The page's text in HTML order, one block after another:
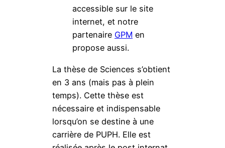
accessible sur le site
internet, et notre
partenaire GPM en
propose aussi.
La thèse de Sciences s’obtient
en 3 ans (mais pas à plein
temps). Cette thèse est
nécessaire et indispensable
lorsqu’on se destine à une
carrière de PUPH. Elle est